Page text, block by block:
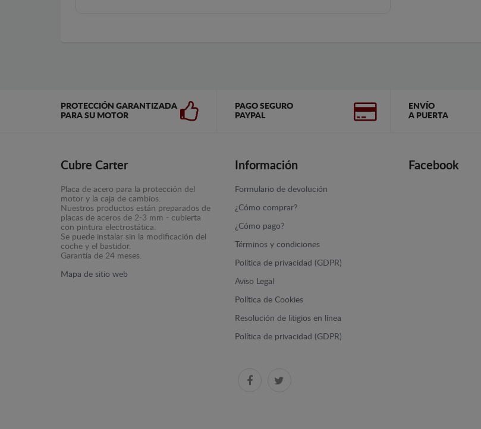
PROTECCIÓN GARANTIZADA
PARA SU MOTOR
PAGO SEGURO
PAYPAL
ENVÍO
A PUERTA
Cubre Carter
Placa de acero para la protección del
motor y la caja de cambios.
Nuestros productos están preparados de
placas de aceros de 2-3 mm - cubierta
con pintura electrostática.
Se puede instalar sin la modificación del
coche y el bastidor.
Garantía de 24 meses.
Mapa de sitio web
Información
Formulario de devolución
¿Cómo comprar?
¿Cómo pago?
Términos y condiciones
Política de privacidad (GDPR)
Aviso Legal
Política de Cookies
Resolución de litigios en línea
Política de privacidad (GDPR)
Facebook